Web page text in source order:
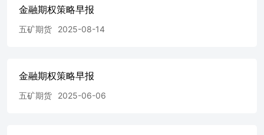
考，不构成买卖建议。 版权声明：本报告版权为五矿期货
有限公司所有。本刊所含文字、数据和图表未经五矿期货有
限公司书面许可，任何人不得以电子、机械、影印、录音或
究报告不代表协会观点，仅供交流使用，不构成任何投资建
议。 公司总部 深圳市南山区粤海街道3165号五矿金融大厦
金融期权策略早报
五矿期货 2025-08-14
金融期权策略早报
五矿期货 2025-06-06